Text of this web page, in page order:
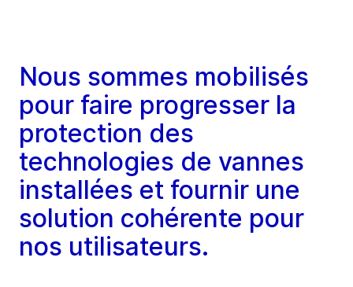
Nous sommes mobilisés
pour faire progresser la
protection des
technologies de vannes
installées et fournir une
solution cohérente pour
nos utilisateurs.